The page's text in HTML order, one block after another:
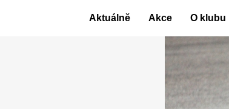
Aktuálně Akce O klubu